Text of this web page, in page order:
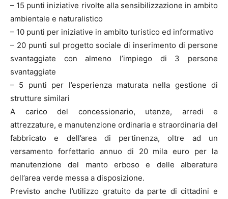
– 15 punti iniziative rivolte alla sensibilizzazione in ambito
ambientale e naturalistico
– 10 punti per iniziative in ambito turistico ed informativo
– 20 punti sul progetto sociale di inserimento di persone
svantaggiate con almeno l’impiego di 3 persone
svantaggiate
– 5 punti per l’esperienza maturata nella gestione di
strutture similari
A carico del concessionario, utenze, arredi e
attrezzature, e manutenzione ordinaria e straordinaria del
fabbricato e dell’area di pertinenza, oltre ad un
versamento forfettario annuo di 20 mila euro per la
manutenzione del manto erboso e delle alberature
dell’area verde messa a disposizione.
Previsto anche l’utilizzo gratuito da parte di cittadini e